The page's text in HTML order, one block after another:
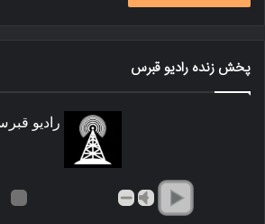
پخش زنده رادیو قبرس
رادیو